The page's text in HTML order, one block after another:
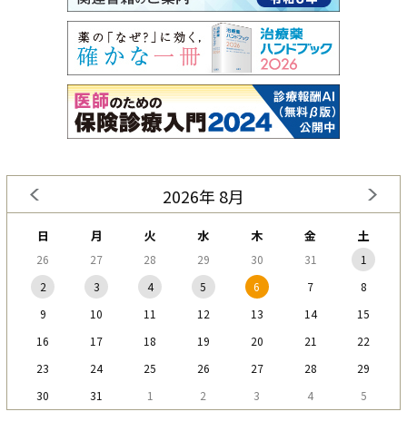
2026年 8月
日 月 火 水 木 金 土
26 27 28 29 30 31
1
2
3 4 5 6 7
8
9
10 11 12 13 14
15
16
17 18 19 20 21
22
23
24 25 26 27 28
29
30
31 1 2 3 4 5